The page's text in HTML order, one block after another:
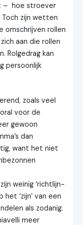
– hoe stroever
Toch zijn wetten
omschrijven rollen
aan die rollen
Rolgedrag kan
persoonlijk
zoals veel
voor de
gewoon
dan
want het niet
weinig ‘richtlijn-
‘zijn’ van een
als zodanig.
meer